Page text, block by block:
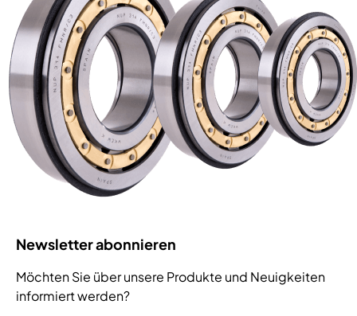
Newsletter abonnieren
Möchten Sie über unsere Produkte und Neuigkeiten
informiert werden?